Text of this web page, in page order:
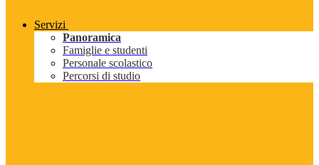
Servizi
Panoramica
Famiglie e studenti
Personale scolastico
Percorsi di studio